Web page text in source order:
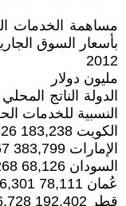
مساهمة الخدمات
بأسعار السوق
2012
مليون دولار
الدولة الناتج
النسبية للخدمات
الكويت 183,238 1,826 1.0%
الإمارات 383,799 17,967 4.7
السودان 68,126 4,268 6.3
عُمان 78,111 6,301 8.1
قطر 192,402 16,728 8.7